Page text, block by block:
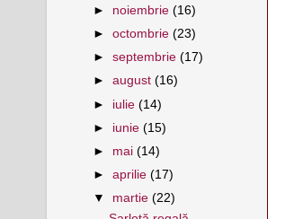
► noiembrie(16)
►octombrie(23)
►septembrie(17)
►august(16)
► iulie(14)
► iunie(15)
► mai(14)
►aprilie(17)
▼ martie(22)